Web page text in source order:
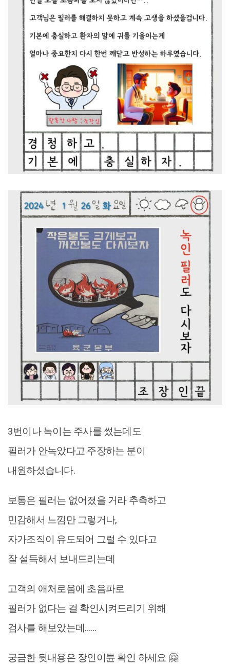
3번이나 녹이는 주사를 썼는데도
필러가 안녹았다고 주장하는 분이
내원하셨습니다.
보통은 필러는 없어졌을 거라 추측하고
민감해서 느낌만 그렇거나,
자가조직이 유도되어 그럴 수 있다고
잘 설득해서 보내드리는데
고객의 애처로움에 초음파로
필러가 없다는 걸 확인시켜드리기 위해
검사를 해보았는데……
궁금한 뒷내용은 장인이튠 확인 하세요 🤗